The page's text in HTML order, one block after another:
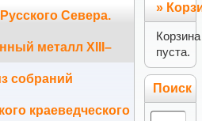
Севера.
металл XIII–
собраний
краеведческого
»
Корзина
пуста.
Поиск